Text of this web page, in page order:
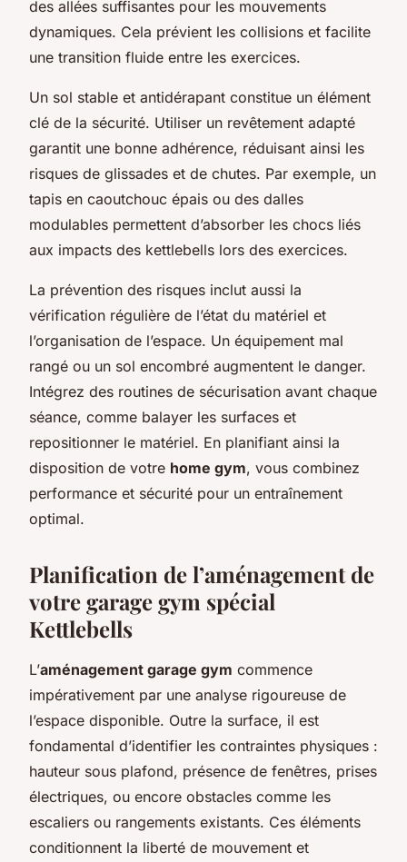
des allées suffisantes pour les mouvements
dynamiques. Cela prévient les collisions et facilite
une transition fluide entre les exercices.
Un sol stable et antidérapant constitue un élément
clé de la sécurité. Utiliser un revêtement adapté
garantit une bonne adhérence, réduisant ainsi les
risques de glissades et de chutes. Par exemple, un
tapis en caoutchouc épais ou des dalles
modulables permettent d’absorber les chocs liés
aux impacts des kettlebells lors des exercices.
La prévention des risques inclut aussi la
vérification régulière de l’état du matériel et
l’organisation de l’espace. Un équipement mal
rangé ou un sol encombré augmentent le danger.
Intégrez des routines de sécurisation avant chaque
séance, comme balayer les surfaces et
repositionner le matériel. En planifiant ainsi la
disposition de votre home gym, vous combinez
performance et sécurité pour un entraînement
optimal.
Planification de l’aménagement de
votre garage gym spécial
Kettlebells
L’aménagement garage gym commence
impérativement par une analyse rigoureuse de
l’espace disponible. Outre la surface, il est
fondamental d’identifier les contraintes physiques :
hauteur sous plafond, présence de fenêtres, prises
électriques, ou encore obstacles comme les
escaliers ou rangements existants. Ces éléments
conditionnent la liberté de mouvement et